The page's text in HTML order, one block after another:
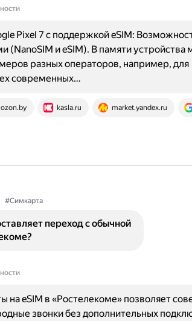
ozon.by kasla.ru market.yandex.ru
Pixel 7 с поддержкой eSIM:
(NanoSIM и eSIM). В памяти устройства
разных операторов, например, для
современных…
#Симкарта
переход с обычной
на eSIM в «Ростелекоме» позволяет
звонки без дополнительных